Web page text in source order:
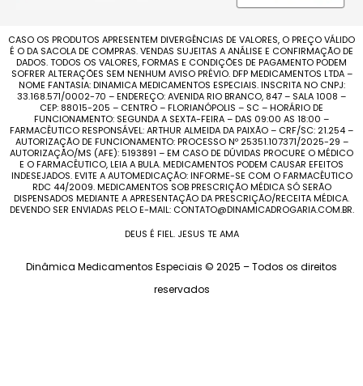
CASO OS PRODUTOS APRESENTEM DIVERGÊNCIAS DE VALORES, O PREÇO VÁLIDO
É O DA SACOLA DE COMPRAS. VENDAS SUJEITAS A ANÁLISE E CONFIRMAÇÃO DE
DADOS. TODOS OS VALORES, FORMAS E CONDIÇÕES DE PAGAMENTO PODEM
SOFRER ALTERAÇÕES SEM NENHUM AVISO PRÉVIO. DFP MEDICAMENTOS LTDA –
NOME FANTASIA: DINAMICA MEDICAMENTOS ESPECIAIS. INSCRITA NO CNPJ:
33.168.571/0002-70 – ENDEREÇO: AVENIDA RIO BRANCO, 847 – SALA 1008 –
CEP: 88015-205 – CENTRO – FLORIANÓPOLIS – SC – HORÁRIO DE
FUNCIONAMENTO: SEGUNDA A SEXTA-FEIRA – DAS 09:00 AS 18:00 –
FARMACÊUTICO RESPONSÁVEL: ARTHUR ALMEIDA DA PAIXÃO – CRF/SC: 21.254 –
AUTORIZAÇÃO DE FUNCIONAMENTO: PROCESSO Nº 25351.107371/2025-29 –
AUTORIZAÇÃO/MS (AFE): 5193891 – EM CASO DE DÚVIDAS PROCURE O MÉDICO
E O FARMACÊUTICO, LEIA A BULA. MEDICAMENTOS PODEM CAUSAR EFEITOS
INDESEJADOS. EVITE A AUTOMEDICAÇÃO: INFORME-SE COM O FARMACÊUTICO
RDC 44/2009. MEDICAMENTOS SOB PRESCRIÇÃO MÉDICA SÓ SERÃO
DISPENSADOS MEDIANTE A APRESENTAÇÃO DA PRESCRIÇÃO/RECEITA MÉDICA.
DEVENDO SER ENVIADAS PELO E-MAIL: CONTATO@DINAMICADROGARIA.COM.BR.
DEUS É FIEL. JESUS TE AMA
Dinâmica Medicamentos Especiais © 2025 – Todos os direitos
reservados